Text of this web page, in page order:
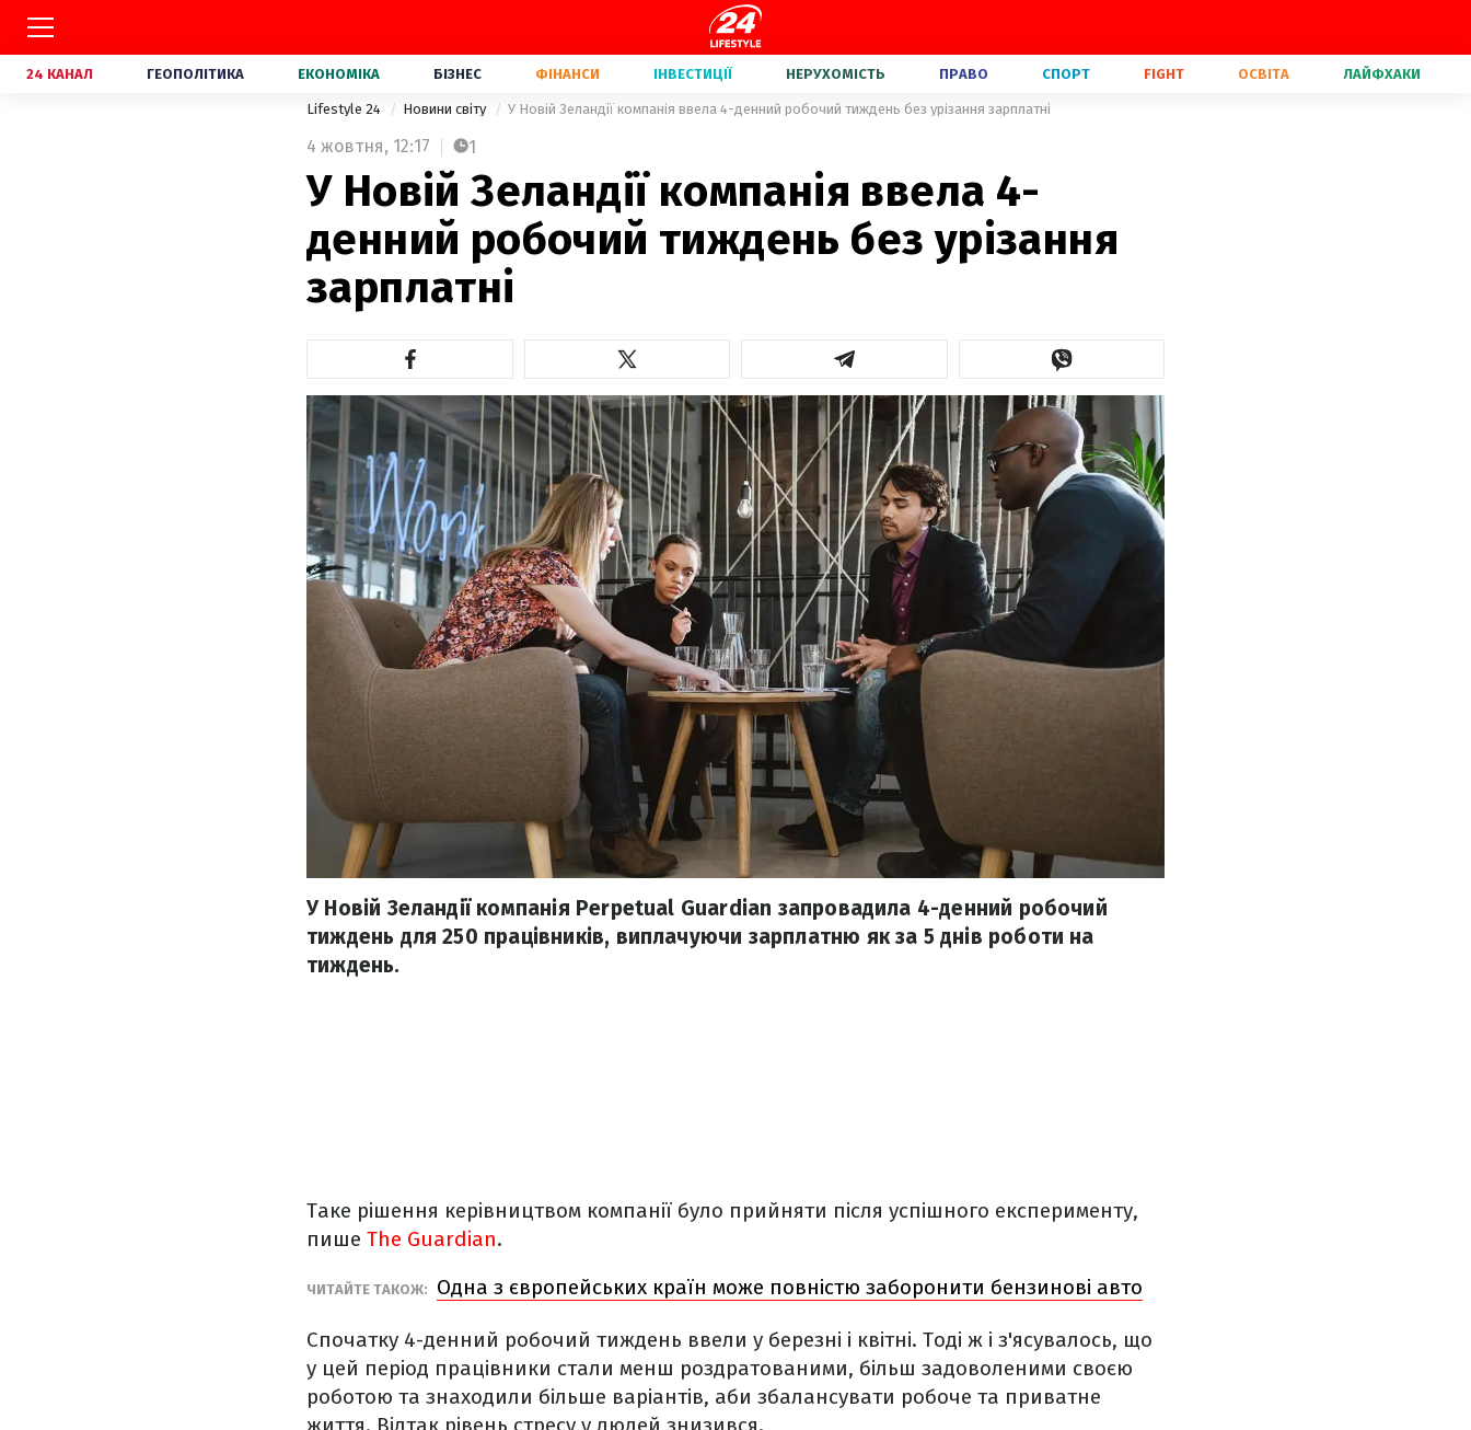
24 КАНАЛ ГЕОПОЛІТИКА ЕКОНОМІКА БІЗНЕС ФІНАНСИ ІНВЕСТИЦІЇ НЕРУХОМІСТЬ ПРАВО СПОРТ FIGHT ОСВІТА ЛАЙФХАКИ
Lifestyle 24 Новини світу У Новій Зеландії компанія ввела 4-денний робочий тиждень без урізання зарплатні
4 жовтня, 12:17 1
У Новій Зеландії компанія ввела 4-
денний робочий тиждень без урізання
зарплатні
У Новій Зеландії компанія Perpetual Guardian запровадила 4-денний робочий
тиждень для 250 працівників, виплачуючи зарплатню як за 5 днів роботи на
тиждень.
Таке рішення керівництвом компанії було прийняти після успішного експерименту,
пише The Guardian.
ЧИТАЙТЕ ТАКОЖ: Одна з європейських країн може повністю заборонити бензинові авто
Спочатку 4-денний робочий тиждень ввели у березні і квітні. Тоді ж і з'ясувалось, що
у цей період працівники стали менш роздратованими, більш задоволеними своєю
роботою та знаходили більше варіантів, аби збалансувати робоче та приватне